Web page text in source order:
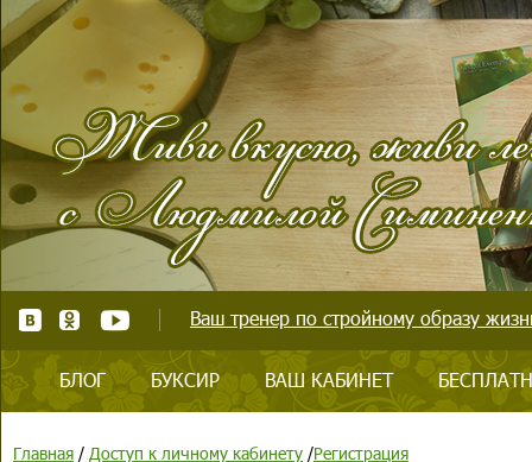
Ваш тренер по стройному образу
БЛОГ БУКСИР ВАШ КАБИНЕТ
Главная / Доступ к личному кабинету /Регистрация